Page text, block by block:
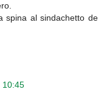
spina al sindachetto de
10:45